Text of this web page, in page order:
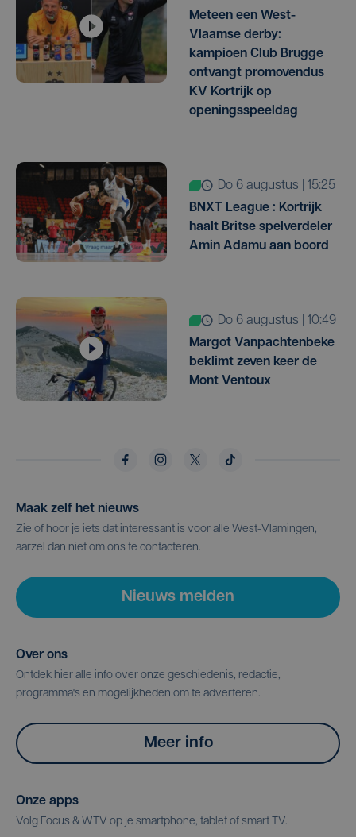
Meteen een West-
Vlaamse derby:
kampioen Club Brugge
ontvangt promovendus
KV Kortrijk op
openingsspeeldag
do 6 augustus | 15:25
BNXT League : Kortrijk
haalt Britse spelverdeler
Amin Adamu aan boord
do 6 augustus | 10:49
Margot Vanpachtenbeke
beklimt zeven keer de
Mont Ventoux
Maak zelf het nieuws
Zie of hoor je iets dat interessant is voor alle West-Vlamingen,
aarzel dan niet om ons te contacteren.
Nieuws melden
Over ons
Ontdek hier alle info over onze geschiedenis, redactie,
programma's en mogelijkheden om te adverteren.
Meer info
Onze apps
Volg Focus & WTV op je smartphone, tablet of smart TV.